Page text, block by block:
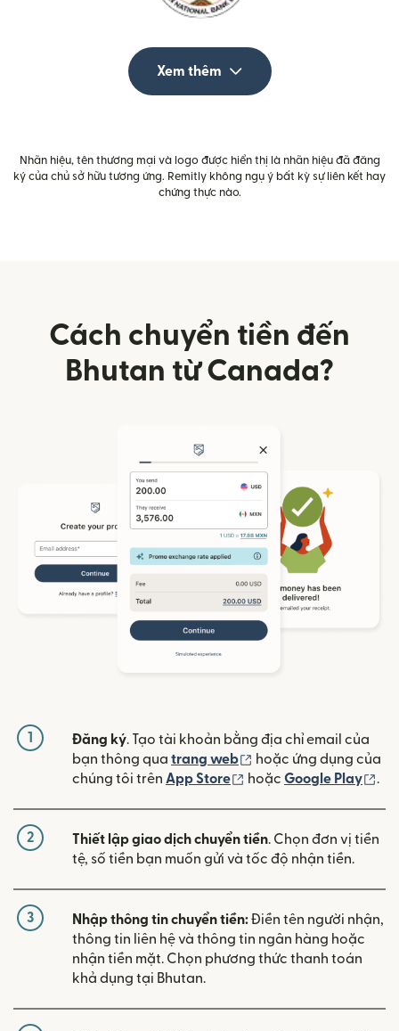
Xem thêm
Nhãn hiệu, tên thương mại và logo được hiển thị là nhãn hiệu đã đăng
ký của chủ sở hữu tương ứng. Remitly không ngụ ý bất kỳ sự liên kết hay
chứng thực nào.
Cách chuyển tiền đến
Bhutan từ Canada?
1 Đăng ký. Tạo tài khoản bằng địa chỉ email của
bạn thông qua trang web (mở trong cửa sổ mới)
hoặc ứng dụng của
chúng tôi trên App Store (mở trong cửa sổ mới)
hoặc Google Play .
2 Thiết lập giao dịch chuyển tiền. Chọn đơn vị tiền
tệ, số tiền bạn muốn gửi và tốc độ nhận tiền.
3 Nhập thông tin chuyển tiền:Điền tên người nhận,
thông tin liên hệ và thông tin ngân hàng hoặc
nhận tiền mặt. Chọn phương thức thanh toán
khả dụng tại Bhutan.